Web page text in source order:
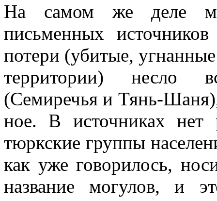
На самом же деле
письменных
потери (убитые,
территории) несло
(Семиречья и Тянь-
ное. В источниках нет
тюркские группы
как уже говорилось,
название могулов, и